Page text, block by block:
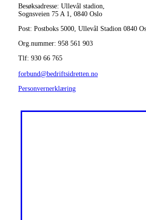
Besøksadresse: Ullevål stadion,
Sognsveien 75 A 1, 0840 Oslo
Post: Postboks 5000, Ullevål Stadion 0840
Org.nummer: 958 561 903
Tlf: 930 66 765
forbund@bedriftsidretten.no
Personvernerklæring